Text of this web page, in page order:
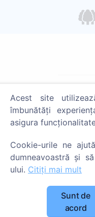
Acest site
îmbunătăți
asigura
Cookie-urile ne
dumneavoastră și
ului. Citiți mai mult
Sunt de
acord